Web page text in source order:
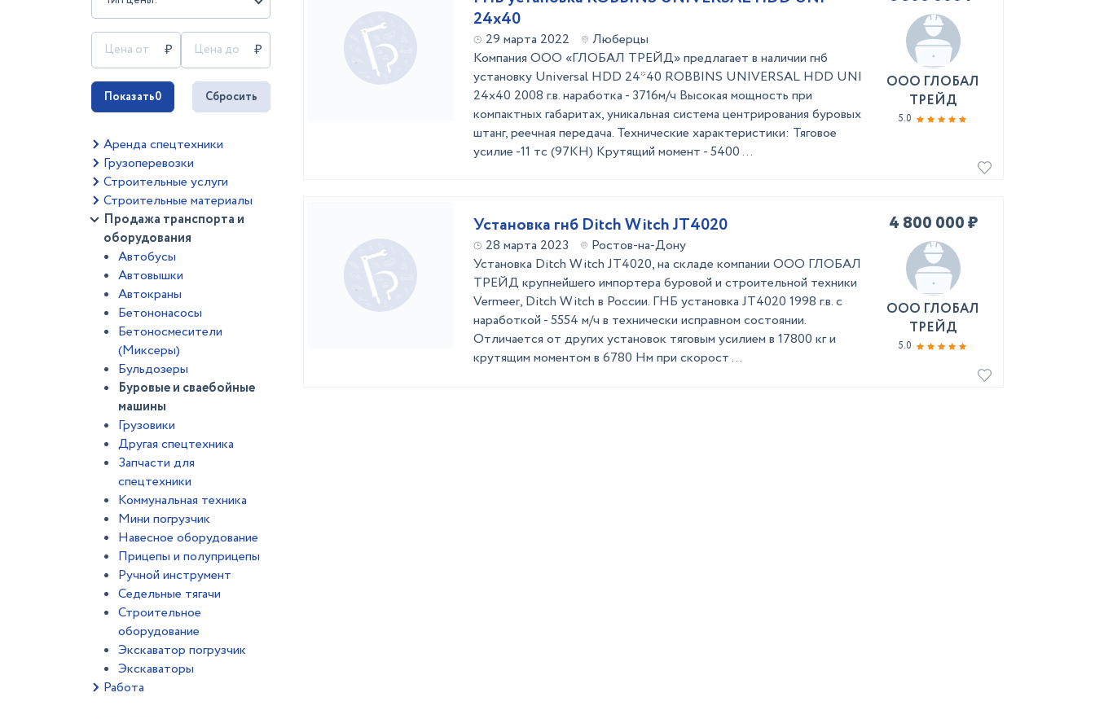
Показать0 Сбросить
Аренда спецтехники
Грузоперевозки
Строительные услуги
Строительные материалы
Продажа транспорта и
оборудования
Автобусы
Автовышки
Автокраны
Бетононасосы
Бетоносмесители
(Миксеры)
Бульдозеры
Буровые и сваебойные
машины
Грузовики
Другая спецтехника
Запчасти для
спецтехники
Коммунальная техника
Мини погрузчик
Навесное оборудование
Прицепы и полуприцепы
Ручной инструмент
Седельные тягачи
Строительное
оборудование
Экскаватор погрузчик
Экскаваторы
Работа
24x40
29 марта 2022
Люберцы
Компания ООО «ГЛОБАЛ ТРЕЙД» предлагает в наличии гнб
установку Universal HDD 24*40 ROBBINS UNIVERSAL HDD UNI
24x40 2008 г.в. наработка - 3716м/ч Высокая мощность при
компактных габаритах, уникальная система центрирования буровых
штанг, реечная передача. Технические характеристики: Тяговое
усилие -11 тс (97КН) Крутящий момент - 5400 ...
ООО ГЛОБАЛ
ТРЕЙД
5.0
Установка гнб Ditch Witch JT4020
28 марта 2023
Ростов-на-Дону
Установка Ditch Witch JT4020, на складе компании ООО ГЛОБАЛ
ТРЕЙД крупнейшего импортера буровой и строительной техники
Vermeer, Ditch Witch в России. ГНБ установка JT4020 1998 г.в. с
наработкой - 5554 м/ч в технически исправном состоянии.
Отличается от других установок тяговым усилием в 17800 кг и
крутящим моментом в 6780 Нм при скорост ...
4 800 000 ₽
ООО ГЛОБАЛ
ТРЕЙД
5.0